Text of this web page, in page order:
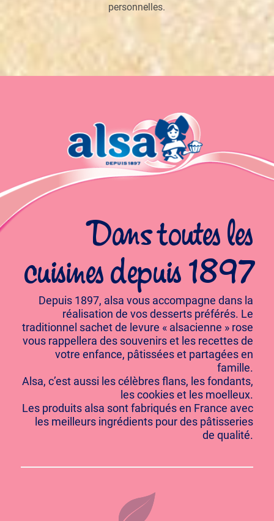
personnelles.
Dans toutes les
cuisines depuis 1897
Depuis 1897, alsa vous accompagne dans la
réalisation de vos desserts préférés. Le
traditionnel sachet de levure « alsacienne » rose
vous rappellera des souvenirs et les recettes de
votre enfance, pâtissées et partagées en
famille.
Alsa, c’est aussi les célèbres flans, les fondants,
les cookies et les moelleux.
Les produits alsa sont fabriqués en France avec
les meilleurs ingrédients pour des pâtisseries
de qualité.